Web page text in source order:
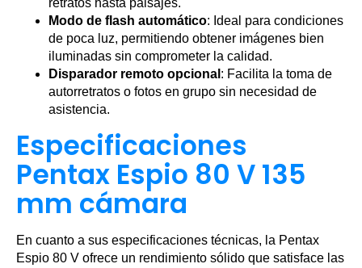
retratos hasta paisajes.
Modo de flash automático: Ideal para condiciones
de poca luz, permitiendo obtener imágenes bien
iluminadas sin comprometer la calidad.
Disparador remoto opcional : Facilita la toma de
autorretratos o fotos en grupo sin necesidad de
asistencia.
Especificaciones
Pentax Espio 80 V 135
mm cámara
En cuanto a sus especificaciones técnicas, la Pentax
Espio 80 V ofrece un rendimiento sólido que satisface las